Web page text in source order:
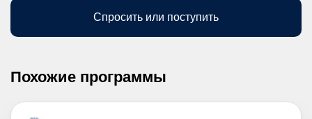
Спросить или поступить
Похожие программы